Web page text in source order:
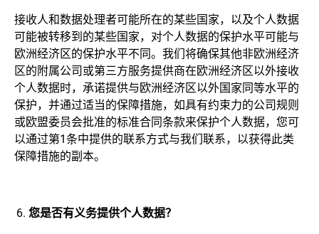
接收人和数据处理者可能所在的某些国家，以及个人数据
可能被转移到的某些国家，对个人数据的保护水平可能与
欧洲经济区的保护水平不同。我们将确保其他非欧洲经济
区的附属公司或第三方服务提供商在欧洲经济区以外接收
个人数据时，承诺提供与欧洲经济区以外国家同等水平的
保护，并通过适当的保障措施，如具有约束力的公司规则
或欧盟委员会批准的标准合同条款来保护个人数据，您可
以通过第1条中提供的联系方式与我们联系，以获得此类
保障措施的副本。
您是否有义务提供个人数据？